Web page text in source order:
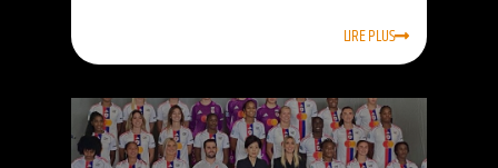
LIRE PLUS